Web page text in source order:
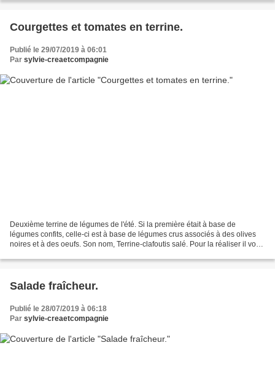
Courgettes et tomates en terrine.
Publié le 29/07/2019 à 06:01
Par sylvie-creaetcompagnie
Deuxième terrine de légumes de l'été. Si la première était à base de
légumes confits, celle-ci est à base de légumes crus associés à des olives
noires et à des oeufs. Son nom, Terrine-clafoutis salé. Pour la réaliser il vous
Salade fraîcheur.
Publié le 28/07/2019 à 06:18
Par sylvie-creaetcompagnie